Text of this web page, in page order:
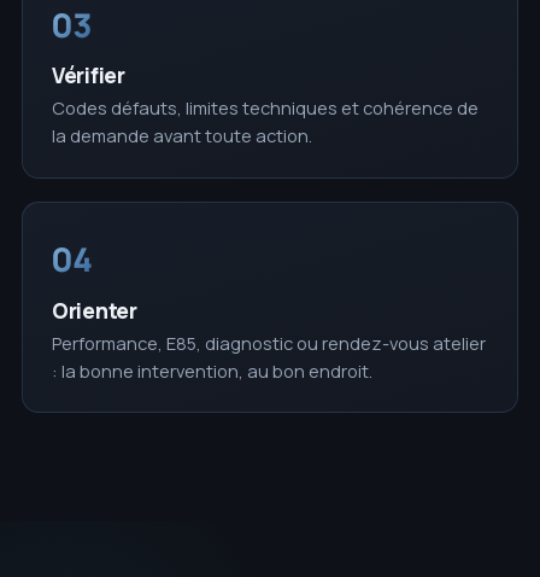
03
Vérifier
Codes défauts, limites techniques et cohérence de
la demande avant toute action.
04
Orienter
Performance, E85, diagnostic ou rendez-vous atelier
: la bonne intervention, au bon endroit.